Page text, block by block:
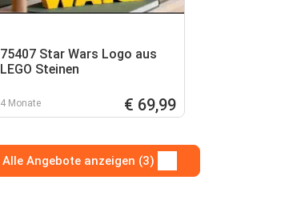
75407 Star Wars Logo aus
LEGO Steinen
4 Monate € 69,99
Alle Angebote anzeigen (3)